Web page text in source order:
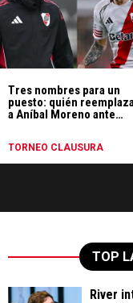
Tres nombres para un
puesto: quién
a Aníbal Moreno ante
TORNEO CLAUSURA
TOP
River